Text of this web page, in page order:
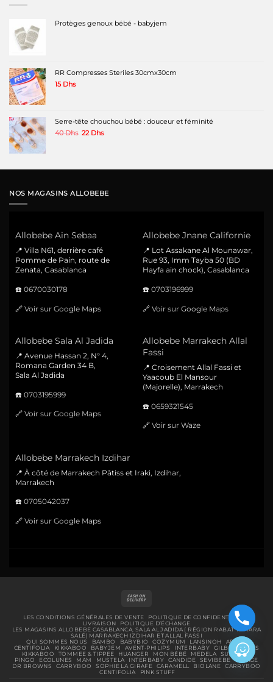
Protèges genoux bébé - babyjem
RR Compresses Steriles 30cmx30cm
15 Dhs
Serre-tête chouchou bébé : douceur et féminité
40Dhs Le
22 DhsLe
NOS MAGASINS ALLOBEBE
Allobebe Ain Sebaa
📍 Villa N61, derrière café
Pomme de Pain, route de
Zenata, Casablanca
☎️ 0670030178
🔗 Voir sur Google Maps
Allobebe Jnane Californie
📍 Lot Assakane Al Mounawar,
Rue 93, Imm Tayba 50 (BD
Hayfa ain chock), Casablanca
☎️ 0703196999
🔗 Voir sur Google Maps
Allobebe Sala Al Jadida
📍 Avenue Hassan 2, N° 4,
Romana Garden 34 B,
Sala Al Jadida
☎️ 0703195999
🔗 Voir sur Google Maps
Allobebe Marrakech Allal
Fassi
📍 Croisement Allal Fassi et
Yaacoub El Mansour
(Majorelle), Marrakech
☎️ 0659321545
🔗 Voir sur Waze
Allobebe Marrakech Izdihar
📍 À côté de Marrakech Pâtiss et Iraki, Izdihar,
Marrakech
☎️ 0705042037
🔗 Voir sur Google Maps
Delivery
LES CONDITIONS GÉNÉRALES DE VENTE
POLITIQUE DE CONFIDENTIALITÉ
LIVRAISON
POLITIQUE D’ÉCHANGE
LES MAGASINS ALLOBEBE CASABLANCA, SALA AL JADIDA ( RÉGION RABAT TEMARA
SALÉ) MARRAKECH IZDIHAR ET ALLAL FASSI
QUI SOMMES NOUS
BAMBO BABYBIO COZYMUM LANSINOH
ABENA
CENTIFOLIA
KIKKABOO BABYJEM AVENT-PHILIPS INTERBABY GILBERT
BIBS
KIKKABOO
TOMMEE & TIPPEE HUANGER MON BÉBÉ MEDELA
SUAVINEX
PINGO
ECOLUNES MAM MUSTELA INTERBABY CANDIDE SEVIBEBE
URIAGE
DR BROWNS
CARRYBOO SOPHIE LA GIRAFE CARAMELL BIOLANE
CARRYBOO
CENTIFOLIA
PINK STUFF